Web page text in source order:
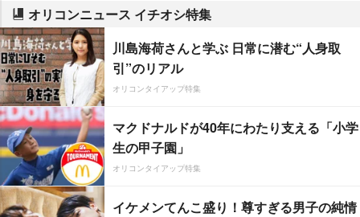
オリコンニュース イチオシ特集
川島海荷さんと学ぶ 日常に潜む“人身取
引”のリアル
オリコンタイアップ特集
マクドナルドが40年にわたり支える「小学
生の甲子園」
オリコンタイアップ特集
イケメンてんこ盛り！尊すぎる男子の純情